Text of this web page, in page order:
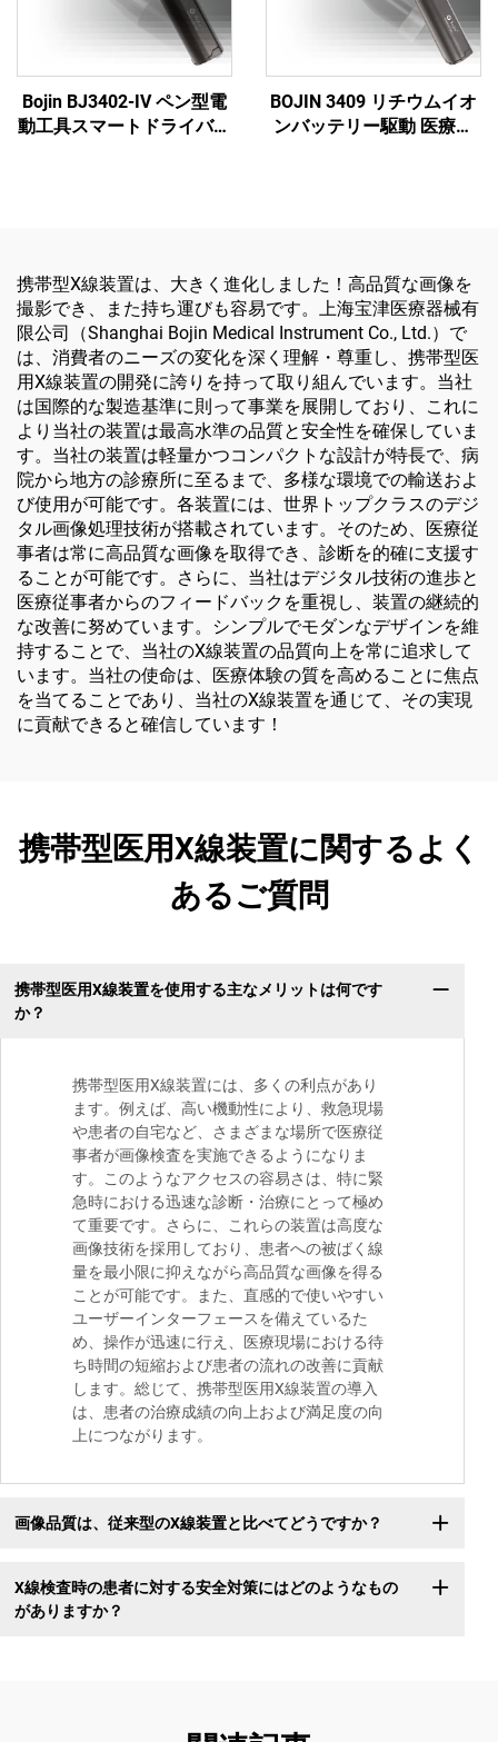
Bojin BJ3402-IV ペン型電
動工具スマートドライバー
BOJIN 3409 リチウムイオ
ンバッテリー駆動 医療用
携帯型X線装置は、大きく進化しました！高品質な画像を
撮影でき、また持ち運びも容易です。上海宝津医療器械有
限公司（Shanghai Bojin Medical Instrument Co., Ltd.）で
は、消費者のニーズの変化を深く理解・尊重し、携帯型医
用X線装置の開発に誇りを持って取り組んでいます。当社
は国際的な製造基準に則って事業を展開しており、これに
より当社の装置は最高水準の品質と安全性を確保していま
す。当社の装置は軽量かつコンパクトな設計が特長で、病
院から地方の診療所に至るまで、多様な環境での輸送およ
び使用が可能です。各装置には、世界トップクラスのデジ
タル画像処理技術が搭載されています。そのため、医療従
事者は常に高品質な画像を取得でき、診断を的確に支援す
ることが可能です。さらに、当社はデジタル技術の進歩と
医療従事者からのフィードバックを重視し、装置の継続的
な改善に努めています。シンプルでモダンなデザインを維
持することで、当社のX線装置の品質向上を常に追求して
います。当社の使命は、医療体験の質を高めることに焦点
を当てることであり、当社のX線装置を通じて、その実現
に貢献できると確信しています！
携帯型医用X線装置に関するよく
あるご質問
携帯型医用X線装置を使用する主なメリットは何です
か？
携帯型医用X線装置には、多くの利点があり
ます。例えば、高い機動性により、救急現場
や患者の自宅など、さまざまな場所で医療従
事者が画像検査を実施できるようになりま
す。このようなアクセスの容易さは、特に緊
急時における迅速な診断・治療にとって極め
て重要です。さらに、これらの装置は高度な
画像技術を採用しており、患者への被ばく線
量を最小限に抑えながら高品質な画像を得る
ことが可能です。また、直感的で使いやすい
ユーザーインターフェースを備えているた
め、操作が迅速に行え、医療現場における待
ち時間の短縮および患者の流れの改善に貢献
します。総じて、携帯型医用X線装置の導入
は、患者の治療成績の向上および満足度の向
上につながります。
画像品質は、従来型のX線装置と比べてどうですか？
X線検査時の患者に対する安全対策にはどのようなもの
がありますか？